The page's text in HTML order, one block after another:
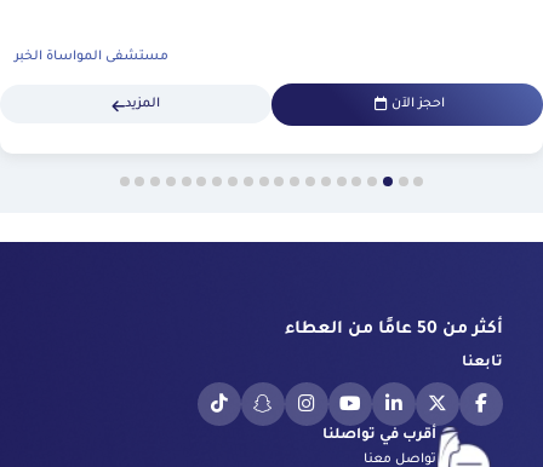
مستشفى المواساة الخبر
احجز الآن المزيد
أكثر من 50 عامًا من العطاء
تابعنا
أقرب في تواصلنا
تواصل معنا